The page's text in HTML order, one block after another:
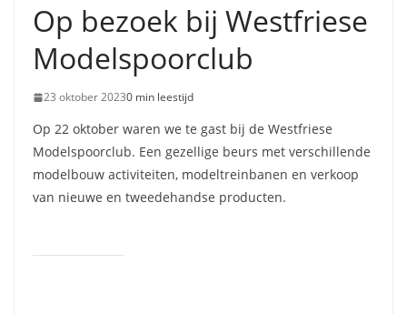
Op bezoek bij Westfriese
Modelspoorclub
23 oktober 20230 min leestijd
Op 22 oktober waren we te gast bij de Westfriese
Modelspoorclub. Een gezellige beurs met verschillende
modelbouw activiteiten, modeltreinbanen en verkoop
van nieuwe en tweedehandse producten.